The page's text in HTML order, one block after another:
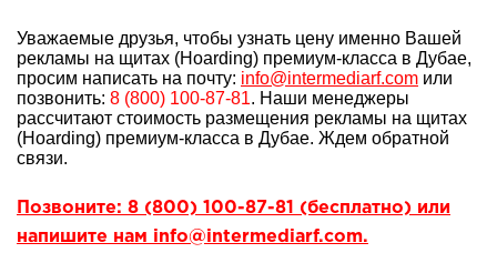
Уважаемые друзья, чтобы узнать цену именно Вашей
рекламы на щитах (Hoarding) премиум-класса в Дубае,
просим написать на почту: info@intermediarf.com или
позвонить: 8 (800) 100-87-81. Наши менеджеры
рассчитают стоимость размещения рекламы на щитах
(Hoarding) премиум-класса в Дубае. Ждем обратной
связи.
Позвоните: 8 (800) 100-87-81 (бесплатно) или
напишите нам info@intermediarf.com.